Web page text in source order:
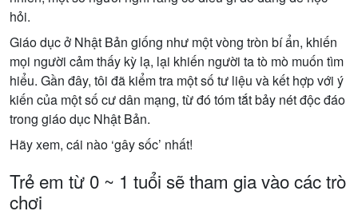
hỏi.
Giáo dục ở Nhật Bản giống như một vòng tròn bí ẩn, khiến
mọi người cảm thấy kỳ lạ, lại khiến người ta tò mò muốn tìm
hiểu. Gần đây, tôi đã kiểm tra một số tư liệu và kết hợp với ý
kiến ​​của một số cư dân mạng, từ đó tóm tắt bảy nét độc đáo
trong giáo dục Nhật Bản.
Hãy xem, cái nào ‘gây sốc’ nhất!
Trẻ em từ 0 ~ 1 tuổi sẽ tham gia vào các trò
chơi